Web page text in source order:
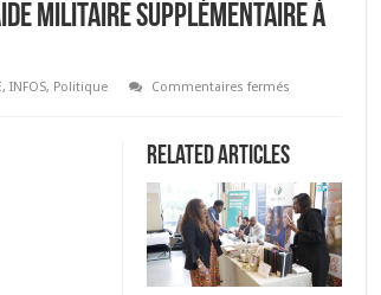
militaire supplémentaire à
, INFOS, Politique Commentaires fermés
92
millions
d’aide
militaire
supplémentaire
à
l’Ukraine
Related Articles